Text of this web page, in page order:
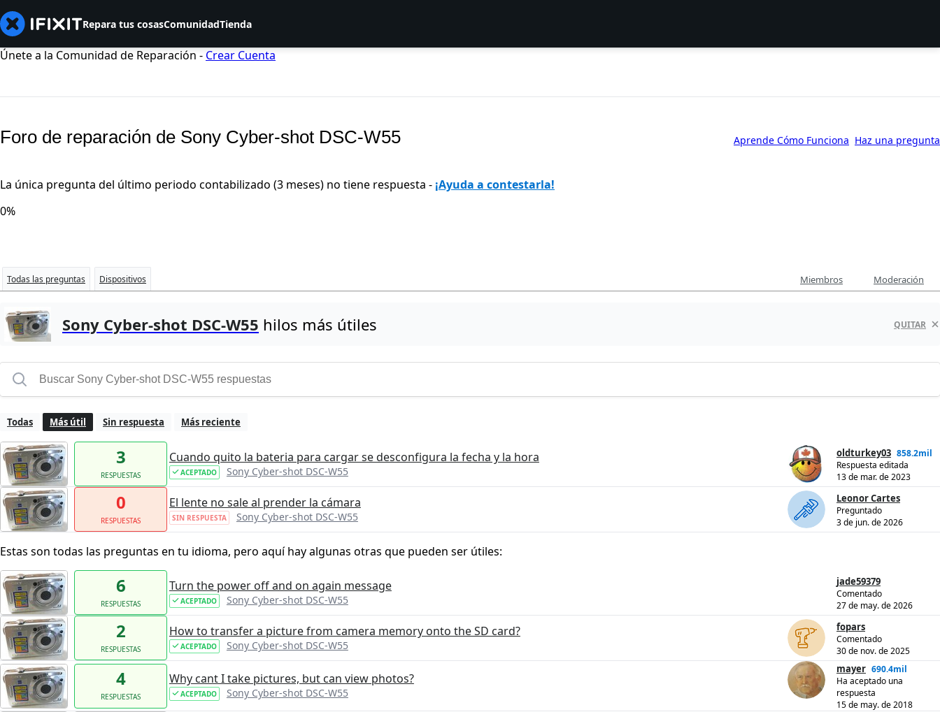
Repara tus cosasComunidadTienda
Únete a la Comunidad de Reparación - Crear Cuenta
Foro de reparación de Sony Cyber-shot DSC-W55 Aprende Cómo Funciona Haz una pregunta
La única pregunta del último periodo contabilizado (3 meses) no tiene respuesta - ¡Ayuda a contestarla!
0%
Todas las preguntas Dispositivos Miembros Moderación
Sony Cyber-shot DSC-W55 hilos más útiles QUITAR
Todas Más útil Sin respuesta Más reciente
3
RESPUESTAS
Cuando quito la bateria para cargar se desconfigura la fecha y la hora
ACEPTADO Sony Cyber-shot DSC-W55
oldturkey03 858.2mil
Respuesta editada
13 de mar. de 2023
0
RESPUESTAS
El lente no sale al prender la cámara
SIN RESPUESTA Sony Cyber-shot DSC-W55
Leonor Cartes
Preguntado
3 de jun. de 2026
Estas son todas las preguntas en tu idioma, pero aquí hay algunas otras que pueden ser útiles:
6
RESPUESTAS
Turn the power off and on again message
ACEPTADO Sony Cyber-shot DSC-W55
jade59379
Comentado
27 de may. de 2026
2
RESPUESTAS
How to transfer a picture from camera memory onto the SD card?
ACEPTADO Sony Cyber-shot DSC-W55
fopars
Comentado
30 de nov. de 2025
4
RESPUESTAS
Why cant I take pictures, but can view photos?
ACEPTADO Sony Cyber-shot DSC-W55
mayer 690.4mil
Ha aceptado una
respuesta
15 de may. de 2018